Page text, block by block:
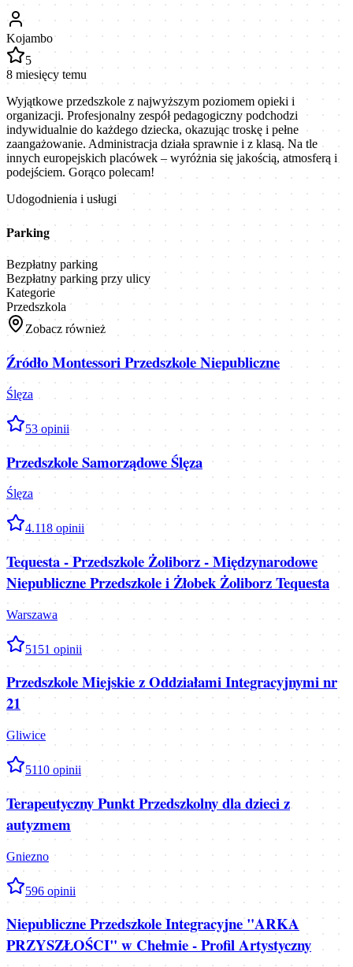
Kojambo
5
8 miesięcy temu
Wyjątkowe przedszkole z najwyższym poziomem opieki i
organizacji. Profesjonalny zespół pedagogiczny podchodzi
indywidualnie do każdego dziecka, okazując troskę i pełne
zaangażowanie. Administracja działa sprawnie i z klasą. Na tle
innych europejskich placówek – wyróżnia się jakością, atmosferą i
podejściem. Gorąco polecam!
Udogodnienia i usługi
Parking
Bezpłatny parking
Bezpłatny parking przy ulicy
Kategorie
Przedszkola
Zobacz również
Źródło Montessori Przedszkole Niepubliczne
Ślęza
53opinii
Przedszkole Samorządowe Ślęza
Ślęza
4.118opinii
Tequesta - Przedszkole Żoliborz - Międzynarodowe
Niepubliczne Przedszkole i Żłobek Żoliborz Tequesta
Warszawa
5151 opinii
Przedszkole Miejskie z Oddziałami Integracyjnymi nr
21
Gliwice
5110 opinii
Terapeutyczny Punkt Przedszkolny dla dzieci z
autyzmem
Gniezno
596 opinii
Niepubliczne Przedszkole Integracyjne "ARKA
PRZYSZŁOŚCI" w Chełmie - Profil Artystyczny